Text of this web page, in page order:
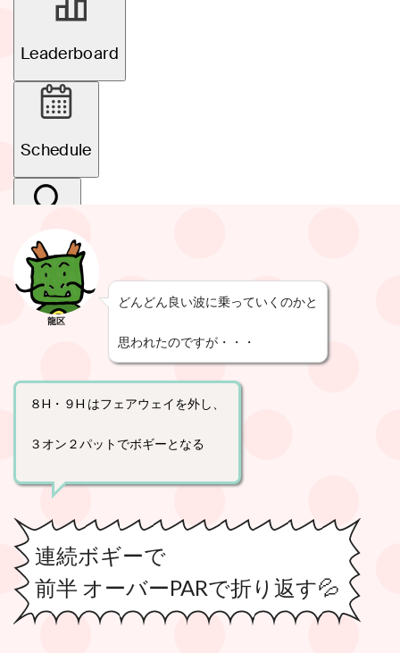
龍区
どんどん良い波に乗っていくのかと
思われたのですが・・・
８H・９H はフェアウェイを外し、
３オン２パットでボギーとなる
連続ボギーで
前半 オーバーPARで折り返す💦